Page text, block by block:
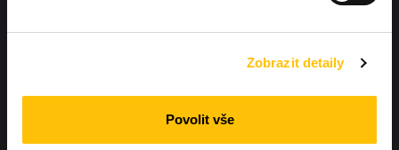
Zobrazit detaily
Povolit vše
info@workoutland.cz